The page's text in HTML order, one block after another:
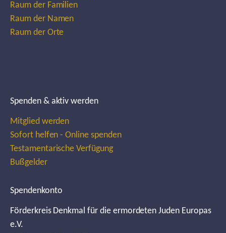
Raum der Familien
Raum der Namen
Raum der Orte
Spenden & aktiv werden
Mitglied werden
Sofort helfen - Online spenden
Testamentarische Verfügung
Bußgelder
Spendenkonto
Förderkreis Denkmal für die ermordeten Juden Europas
e.V.